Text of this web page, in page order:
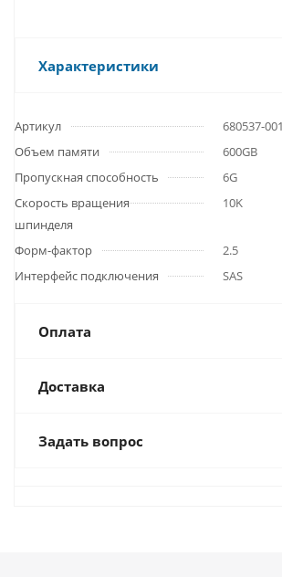
Характеристики
Артикул
680537-001
Объем памяти
600GB
Пропускная способность
6G
Скорость вращения
шпинделя
10K
Форм-фактор
2.5
Интерфейс подключения
SAS
Оплата
Доставка
Задать вопрос